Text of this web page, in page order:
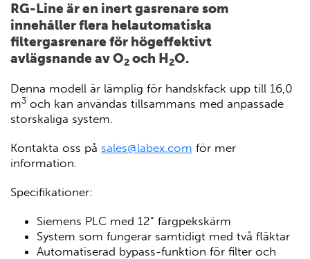
RG-Line är en inert gasrenare som
innehåller flera helautomatiska
filtergasrenare för högeffektivt
avlägsnande av O2 och H2O.
Denna modell är lämplig för handskfack upp till 16,0
m3 och kan användas tillsammans med anpassade
storskaliga system.
Kontakta oss på sales@labex.com för mer
information.
Specifikationer:
Siemens PLC med 12” färgpekskärm
System som fungerar samtidigt med två fläktar
Automatiserad bypass-funktion för filter och